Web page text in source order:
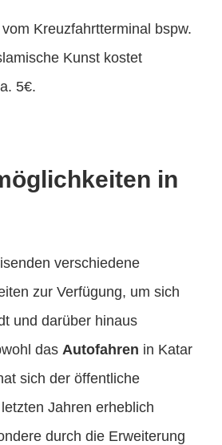
Kreuzfahrtterminal bspw.
Kunst kostet
5€.
in
verschiedene
zur Verfügung, um sich
und darüber hinaus
das Autofahren in Katar
sich der öffentliche
Jahren erheblich
durch die Erweiterung